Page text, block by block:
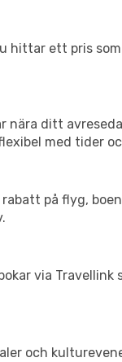
hittar ett pris
nära ditt
med tider
på flyg,
via
och